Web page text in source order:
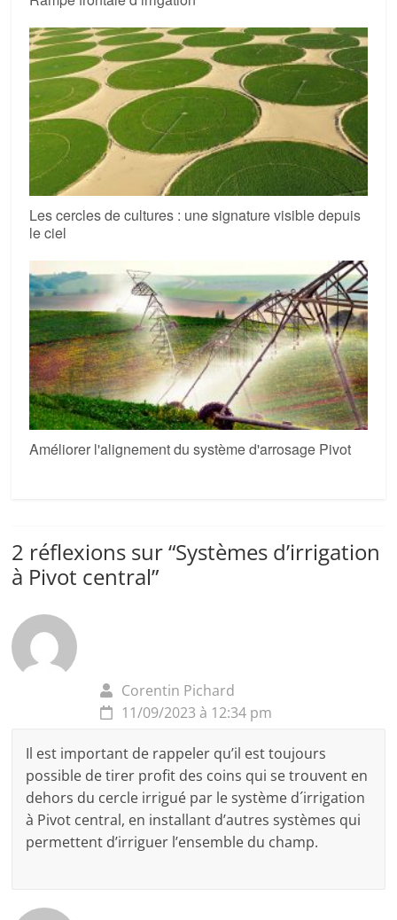
Les cercles de cultures : une signature visible depuis
le ciel
Améliorer l'alignement du système d'arrosage Pivot
2 réflexions sur “Systèmes d’irrigation
à Pivot central”
Corentin Pichard
11/09/2023 à 12:34 pm
Il est important de rappeler qu’il est toujours
possible de tirer profit des coins qui se trouvent en
dehors du cercle irrigué par le système d´irrigation
à Pivot central, en installant d’autres systèmes qui
permettent d’irriguer l’ensemble du champ.